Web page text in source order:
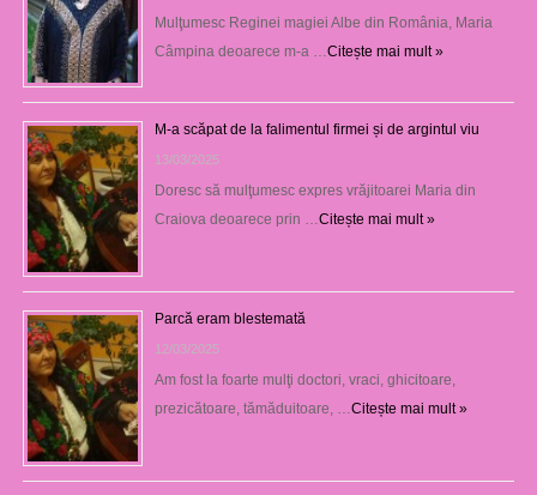
Mulţumesc Reginei magiei Albe din România, Maria
Câmpina deoarece m-a … Citește mai mult »
M-a scăpat de la falimentul firmei și de argintul viu
13/03/2025
Doresc să mulţumesc expres vrăjitoarei Maria din
Craiova deoarece prin … Citește mai mult »
Parcă eram blestemată
12/03/2025
Am fost la foarte mulţi doctori, vraci, ghicitoare,
prezicătoare, tămăduitoare, … Citește mai mult »